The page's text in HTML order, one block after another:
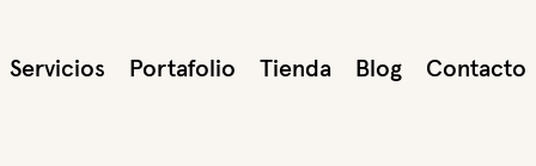
Servicios Portafolio Tienda Blog Contacto